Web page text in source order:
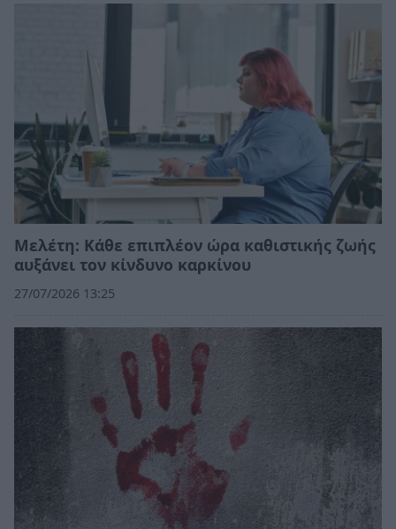
Μελέτη: Κάθε επιπλέον ώρα καθιστικής ζωής
αυξάνει τον κίνδυνο καρκίνου
27/07/2026 13:25